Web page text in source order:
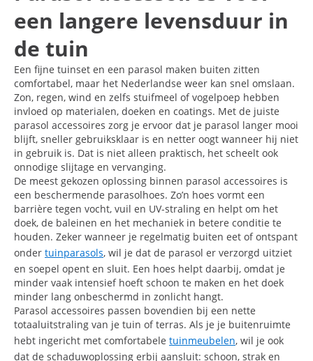
een langere levensduur in
de tuin
Een fijne tuinset en een parasol maken buiten zitten
comfortabel, maar het Nederlandse weer kan snel omslaan.
Zon, regen, wind en zelfs stuifmeel of vogelpoep hebben
invloed op materialen, doeken en coatings. Met de juiste
parasol accessoires zorg je ervoor dat je parasol langer mooi
blijft, sneller gebruiksklaar is en netter oogt wanneer hij niet
in gebruik is. Dat is niet alleen praktisch, het scheelt ook
onnodige slijtage en vervanging.
De meest gekozen oplossing binnen parasol accessoires is
een beschermende parasolhoes. Zo’n hoes vormt een
barrière tegen vocht, vuil en UV-straling en helpt om het
doek, de baleinen en het mechaniek in betere conditie te
houden. Zeker wanneer je regelmatig buiten eet of ontspant
onder tuinparasols, wil je dat de parasol er verzorgd uitziet
en soepel opent en sluit. Een hoes helpt daarbij, omdat je
minder vaak intensief hoeft schoon te maken en het doek
minder lang onbeschermd in zonlicht hangt.
Parasol accessoires passen bovendien bij een nette
totaaluitstraling van je tuin of terras. Als je je buitenruimte
hebt ingericht met comfortabele tuinmeubelen, wil je ook
dat de schaduwoplossing erbij aansluit: schoon, strak en